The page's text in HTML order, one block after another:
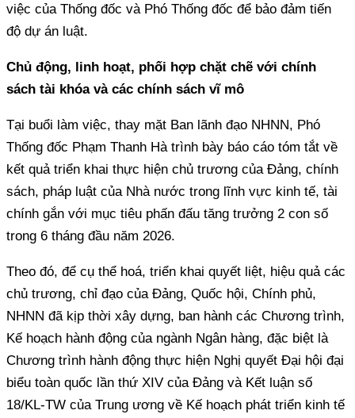
việc của Thống đốc và Phó Thống đốc để bảo đảm tiến
độ dự án luật.
Chủ động, linh hoạt, phối hợp chặt chẽ với chính
sách tài khóa và các chính sách vĩ mô
Tại buổi làm việc, thay mặt Ban lãnh đạo NHNN, Phó
Thống đốc Phạm Thanh Hà trình bày báo cáo tóm tắt về
kết quả triển khai thực hiện chủ trương của Đảng, chính
sách, pháp luật của Nhà nước trong lĩnh vực kinh tế, tài
chính gắn với mục tiêu phấn đấu tăng trưởng 2 con số
trong 6 tháng đầu năm 2026.
Theo đó, để cụ thể hoá, triển khai quyết liệt, hiệu quả các
chủ trương, chỉ đạo của Đảng, Quốc hội, Chính phủ,
NHNN đã kịp thời xây dựng, ban hành các Chương trình,
Kế hoạch hành động của ngành Ngân hàng, đặc biệt là
Chương trình hành động thực hiện Nghị quyết Đại hội đại
biểu toàn quốc lần thứ XIV của Đảng và Kết luận số
18/KL-TW của Trung ương về Kế hoạch phát triển kinh tế